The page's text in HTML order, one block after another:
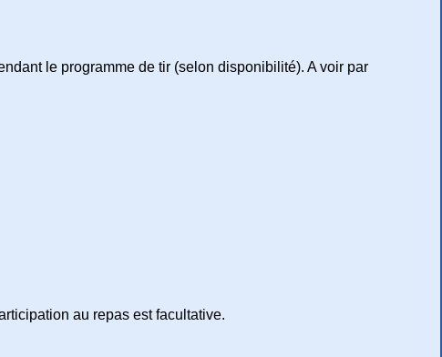
le programme de tir (selon disponibilité). A voir par
au repas est facultative.